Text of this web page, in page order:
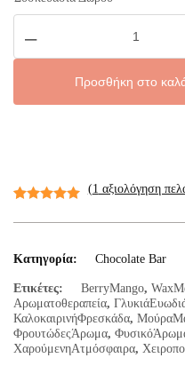
5 με βάση
πελάτη
(1 αξιολόγηση
–
Berry
Mango
Bar
Προσθήκη στο
Κατηγορία: Chocolate Bar
Ετικέτες: BerryMango,
Αρωματοθεραπεία,
ΚαλοκαιρινήΦρεσκάδα,
ΦρουτώδεςΆρωμα,
ΧαρούμενηΑτμόσφαιρα,